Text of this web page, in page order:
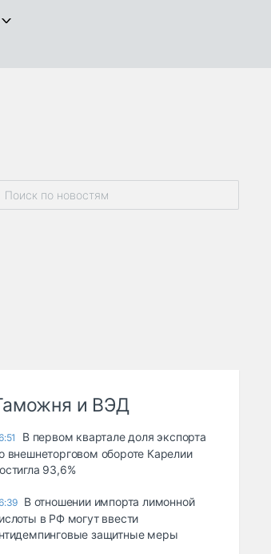
и ВЭД
В первом квартале доля экспорта
внешнеторговом обороте Карелии
93,6%
В отношении импорта лимонной
в РФ могут ввести
защитные меры